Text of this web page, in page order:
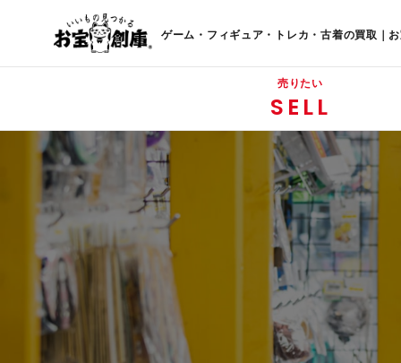
ゲーム・フィギュア・トレカ・古着の買取｜
売りたい
SELL